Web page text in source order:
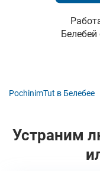
PochinimTut в Белебее
Устраним